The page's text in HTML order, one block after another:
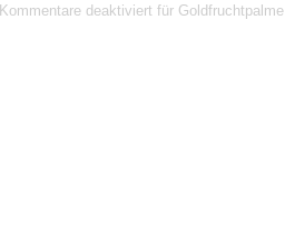
Kommentare deaktiviert für Goldfruchtpalme